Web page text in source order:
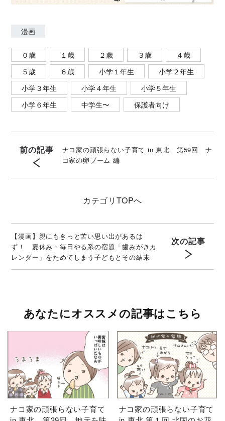
漫画
０歳 １歳 ２歳 ３歳
４歳
５歳
６歳 小学１年生
小学２年生
小学３年生
小学４年生
小学５年生
小学６年生
中学生〜 保護者向け
前の記事
ナコ家の頑張らない子育て in 東北 第59回 ナ
コ家の卵ブーム 編
カテゴリ TOPへ
【漫画】親にもきっと苦い思い出があるは
ず！ 夏休み・毎日やる系の宿題「歯みがきカ
レンダー」をためてしまう子どもとその結末
次の記事
あなたにオススメの記事はこちら
ナコ家の頑張らない子育て
ナコ家の頑張らない子育て